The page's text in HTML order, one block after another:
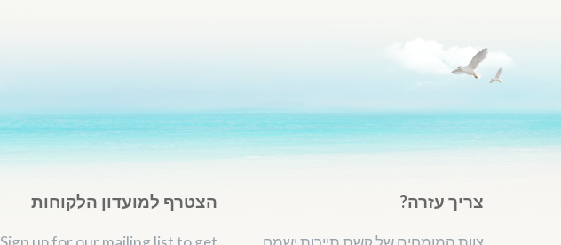
צריך עזרה? הצטרף למועדון הלקוחות